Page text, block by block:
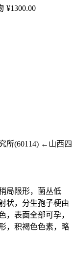
¥1300.00
所(60114) ←山西四
局限形，菌丛低
状，分生孢子梗由
，表面全部可孕，
，积褐色色素，略